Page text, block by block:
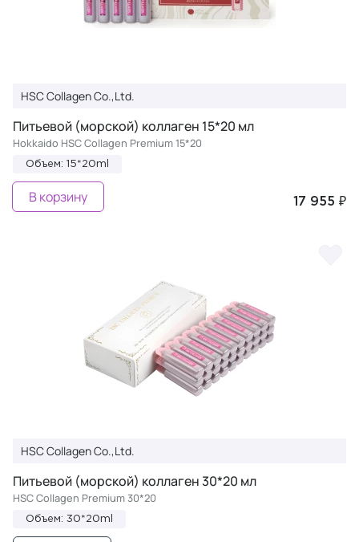
HSC Collagen Co.,Ltd.
Питьевой (морской) коллаген 15*20 мл
Hokkaido HSC Collagen Premium 15*20
Объем: 15*20ml
17 955 ₽
В корзину
HSC Collagen Co.,Ltd.
Питьевой (морской) коллаген 30*20 мл
HSC Collagen Premium 30*20
Объем: 30*20ml